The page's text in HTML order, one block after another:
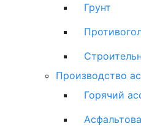
Грунт
Производство
Горячий